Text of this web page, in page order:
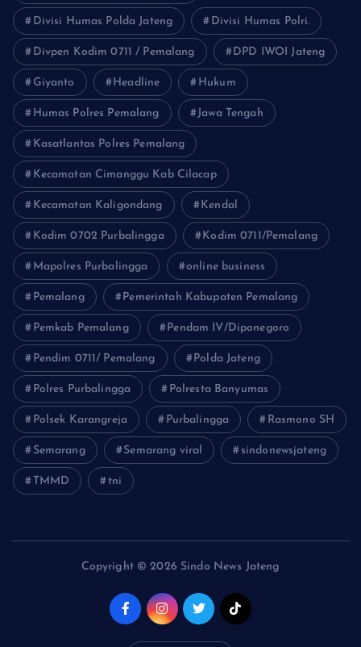
Divisi Humas Polda Jateng Divisi Humas Polri.
Divpen Kodim 0711 / Pemalang DPD IWOI Jateng
Giyanto Headline Hukum
Humas Polres Pemalang Jawa Tengah
Kasatlantas Polres Pemalang
Kecamatan Cimanggu Kab Cilacap
Kecamatan Kaligondang Kendal
Kodim 0702 Purbalingga Kodim 0711/Pemalang
Mapolres Purbalingga online business
Pemalang Pemerintah Kabupaten Pemalang
Pemkab Pemalang Pendam IV/Diponegoro
Pendim 0711/ Pemalang Polda Jateng
Polres Purbalingga Polresta Banyumas
Polsek Karangreja Purbalingga Rasmono SH
Semarang Semarang viral sindonewsjateng
TMMD tni
Copyright © 2026 Sindo News Jateng